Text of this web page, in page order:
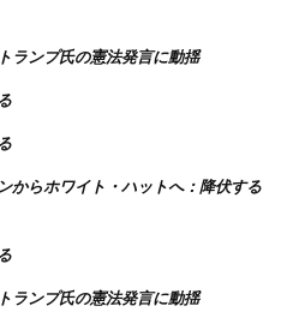
ランプ氏の憲法発言に動揺
からホワイト・ハットへ：降伏する
ランプ氏の憲法発言に動揺